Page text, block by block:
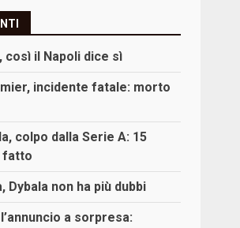
così il Napoli dice sì
incidente fatale: morto
colpo dalla Serie A: 15
fatto
Dybala non ha più dubbi
a sorpresa: